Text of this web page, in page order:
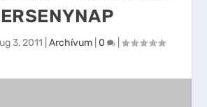
3, 2011 Archívum 0